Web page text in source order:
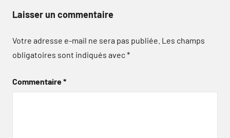
Laisser un commentaire
Votre adresse e-mail ne sera pas publiée. Les champs
obligatoires sont indiqués avec*
Commentaire*